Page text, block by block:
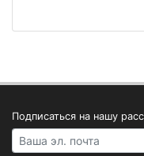
Подписаться на нашу
Your email address